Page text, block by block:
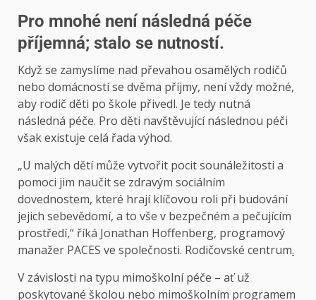
Pro mnohé není následná péče
příjemná; stalo se nutností.
Když se zamyslíme nad převahou osamělých rodičů
nebo domácností se dvěma příjmy, není vždy možné,
aby rodič děti po škole přivedl. Je tedy nutná
následná péče. Pro děti navštěvující následnou péči
však existuje celá řada výhod.
„U malých dětí může vytvořit pocit sounáležitosti a
pomoci jim naučit se zdravým sociálním
dovednostem, které hrají klíčovou roli při budování
jejich sebevědomí, a to vše v bezpečném a pečujícím
prostředí,“ říká Jonathan Hoffenberg, programový
manažer PACES ve společnosti. Rodičovské centrum.
V závislosti na typu mimoškolní péče – ať už
poskytované školou nebo mimoškolním programem